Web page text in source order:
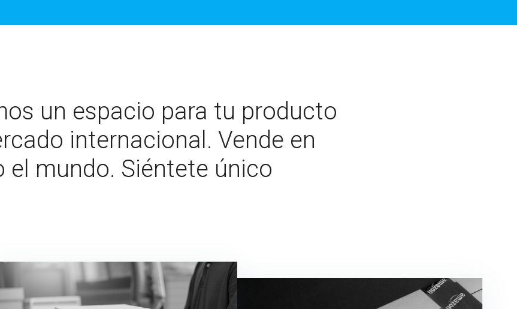
un espacio para tu producto
internacional. Vende en
el mundo. Siéntete único